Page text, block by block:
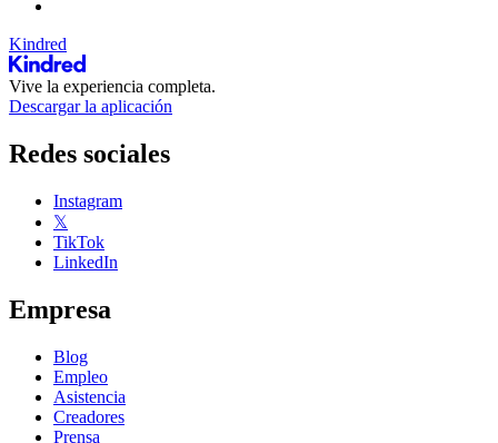
Kindred
Vive la experiencia completa.
Descargar la aplicación
Redes sociales
Instagram
𝕏
TikTok
LinkedIn
Empresa
Blog
Empleo
Asistencia
Creadores
Prensa